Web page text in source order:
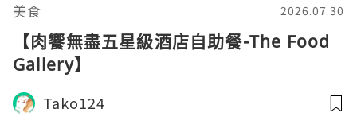
美食 2026.07.30
【肉饗無盡五星級酒店自助餐-The Food
Gallery】
Tako124